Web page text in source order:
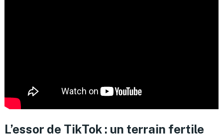
L’essor de TikTok : un terrain fertile